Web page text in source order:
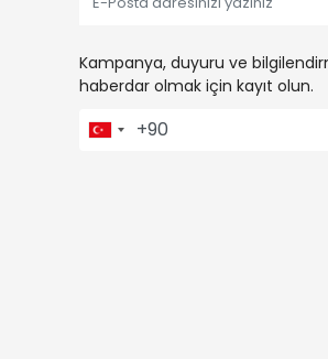
Kampanya, duyuru ve
haberdar olmak için kayıt olun.